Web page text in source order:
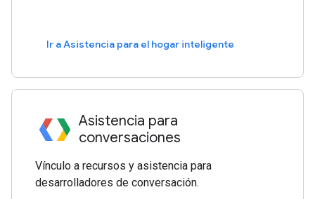
Ir a Asistencia para el hogar inteligente
Asistencia para
conversaciones
Vínculo a recursos y asistencia para
desarrolladores de conversación.